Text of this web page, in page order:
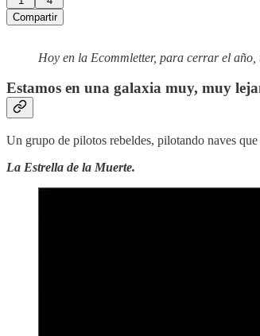
Compartir
Hoy en la Ecommletter, para cerrar el año,
Estamos en una galaxia muy, muy
Un grupo de pilotos rebeldes, pilotando naves que
La Estrella de la Muerte.